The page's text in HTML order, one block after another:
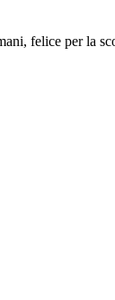
felice per la